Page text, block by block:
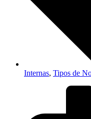
Internas, Tipos de